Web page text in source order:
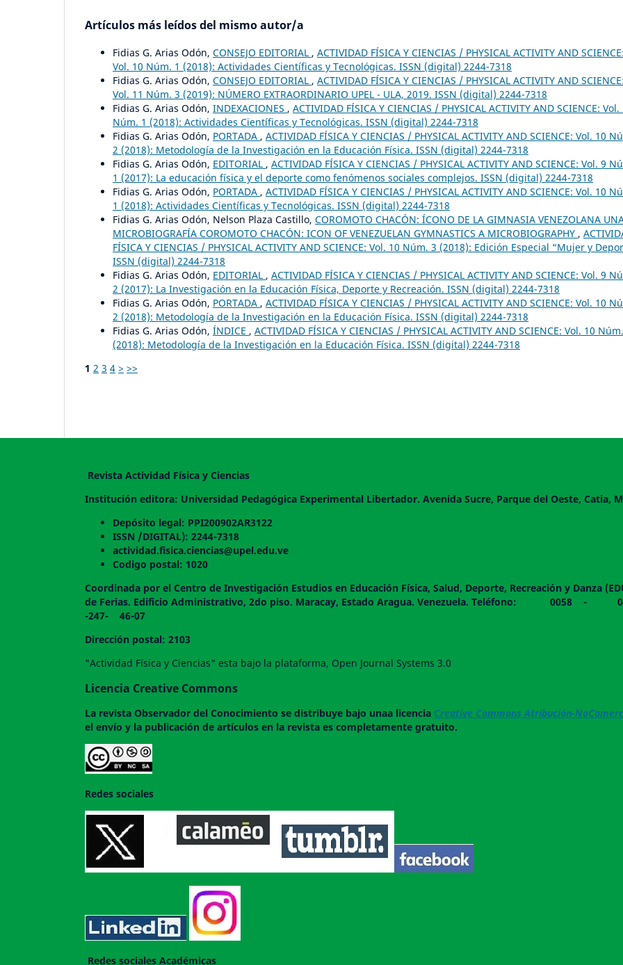
Artículos más leídos del mismo autor/a
Fidias G. Arias Odón, CONSEJO EDITORIAL , ACTIVIDAD FÍSICA Y CIENCIAS / PHYSICAL ACTIVITY AND SCIENCE:
Vol. 10 Núm. 1 (2018): Actividades Científicas y Tecnológicas. ISSN (digital) 2244-7318
Fidias G. Arias Odón, CONSEJO EDITORIAL , ACTIVIDAD FÍSICA Y CIENCIAS / PHYSICAL ACTIVITY AND SCIENCE:
Vol. 11 Núm. 3 (2019): NÚMERO EXTRAORDINARIO UPEL - ULA, 2019. ISSN (digital) 2244-7318
Fidias G. Arias Odón, INDEXACIONES , ACTIVIDAD FÍSICA Y CIENCIAS / PHYSICAL ACTIVITY AND SCIENCE: Vol.
Núm. 1 (2018): Actividades Científicas y Tecnológicas. ISSN (digital) 2244-7318
Fidias G. Arias Odón, PORTADA , ACTIVIDAD FÍSICA Y CIENCIAS / PHYSICAL ACTIVITY AND SCIENCE: Vol. 10
2 (2018): Metodología de la Investigación en la Educación Física. ISSN (digital) 2244-7318
Fidias G. Arias Odón, EDITORIAL , ACTIVIDAD FÍSICA Y CIENCIAS / PHYSICAL ACTIVITY AND SCIENCE: Vol. 9
1 (2017): La educación física y el deporte como fenómenos sociales complejos. ISSN (digital) 2244-7318
Fidias G. Arias Odón, PORTADA , ACTIVIDAD FÍSICA Y CIENCIAS / PHYSICAL ACTIVITY AND SCIENCE: Vol. 10
1 (2018): Actividades Científicas y Tecnológicas. ISSN (digital) 2244-7318
Fidias G. Arias Odón, Nelson Plaza Castillo, COROMOTO CHACÓN: ÍCONO DE LA GIMNASIA VENEZOLANA
MICROBIOGRAFÍA COROMOTO CHACÓN: ICON OF VENEZUELAN GYMNASTICS A MICROBIOGRAPHY ,
FÍSICA Y CIENCIAS / PHYSICAL ACTIVITY AND SCIENCE: Vol. 10 Núm. 3 (2018): Edición Especial “Mujer y
ISSN (digital) 2244-7318
Fidias G. Arias Odón, EDITORIAL , ACTIVIDAD FÍSICA Y CIENCIAS / PHYSICAL ACTIVITY AND SCIENCE: Vol. 9
2 (2017): La Investigación en la Educación Física, Deporte y Recreación. ISSN (digital) 2244-7318
Fidias G. Arias Odón, PORTADA , ACTIVIDAD FÍSICA Y CIENCIAS / PHYSICAL ACTIVITY AND SCIENCE: Vol. 10
2 (2018): Metodología de la Investigación en la Educación Física. ISSN (digital) 2244-7318
Fidias G. Arias Odón, ÍNDICE , ACTIVIDAD FÍSICA Y CIENCIAS / PHYSICAL ACTIVITY AND SCIENCE: Vol. 10
(2018): Metodología de la Investigación en la Educación Física. ISSN (digital) 2244-7318
1 2 3 4 > >>
Revista Actividad Física y Ciencias
Institución editora: Universidad Pedagógica Experimental Libertador. Avenida Sucre, Parque del Oeste, Catia,
Depósito legal: PPI200902AR3122
ISSN /DIGITAL): 2244-7318
actividad.fisica.ciencias@upel.edu.ve
Codigo postal: 1020
Coordinada por el Centro de Investigación Estudios en Educación Física, Salud, Deporte, Recreación y Danza
de Ferias. Edificio Administrativo, 2do piso. Maracay, Estado Aragua. Venezuela. Teléfono:
-247- 46-07
Dirección postal: 2103
"Actividad Física y Ciencias" esta bajo la plataforma, Open Journal Systems 3.0
Licencia Creative Commons
La revista Observador del Conocimiento se distribuye bajo unaa licencia Creative Commons Atribución-
el envío y la publicación de artículos en la revista es completamente gratuito.
Redes sociales
Redes sociales Académicas